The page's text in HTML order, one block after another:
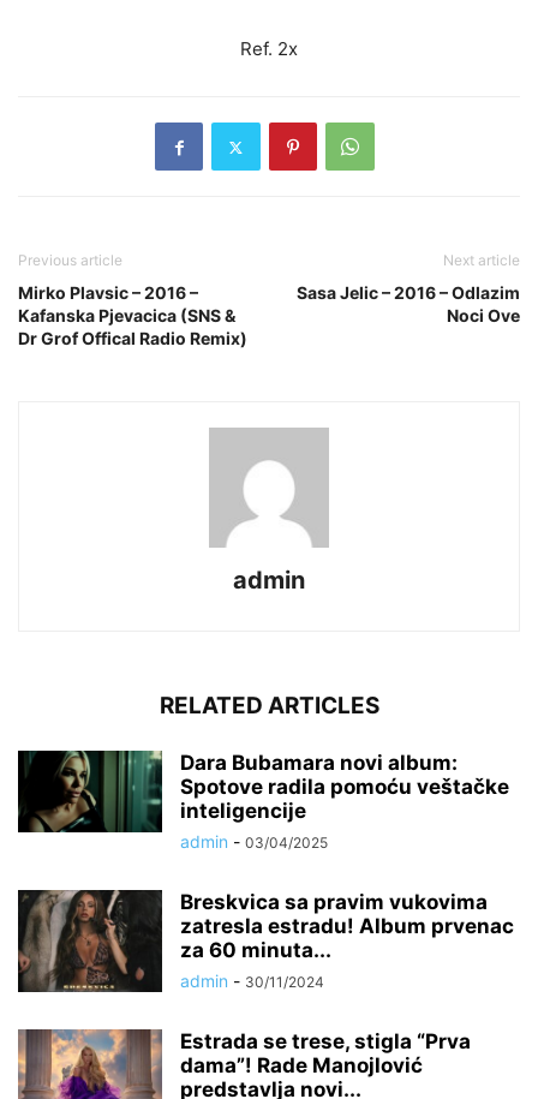
Ref. 2x
Previous article
Mirko Plavsic – 2016 –
Kafanska Pjevacica (SNS &
Dr Grof Offical Radio Remix)
Next article
Sasa Jelic – 2016 – Odlazim
Noci Ove
admin
RELATED ARTICLES
Dara Bubamara novi album:
Spotove radila pomoću veštačke
inteligencije
admin - 03/04/2025
Breskvica sa pravim vukovima
zatresla estradu! Album prvenac
za 60 minuta...
admin - 30/11/2024
Estrada se trese, stigla “Prva
dama”! Rade Manojlović
predstavlja novi...